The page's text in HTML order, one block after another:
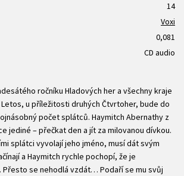
14
Voxi
0,081
CD audio
ročníku Hladových her a všechny kraje
Letos, u příležitosti druhých Čtvrtoher, bude do
počet splátců. Haymitch Abernathy z
jediné – přečkat den a jít za milovanou dívkou.
splátci vyvolají jeho jméno, musí dát svým
a Haymitch rychle pochopí, že je
Přesto se nehodlá vzdát… Podaří se mu svůj